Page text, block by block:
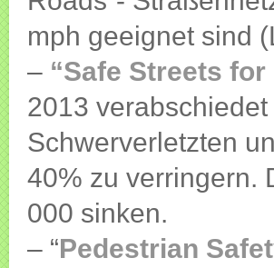
mph geeignet sind
– “Safe Streets for
2013
Schwerverletzten
40% zu verringern.
000 sinken.
– “Pedestrian